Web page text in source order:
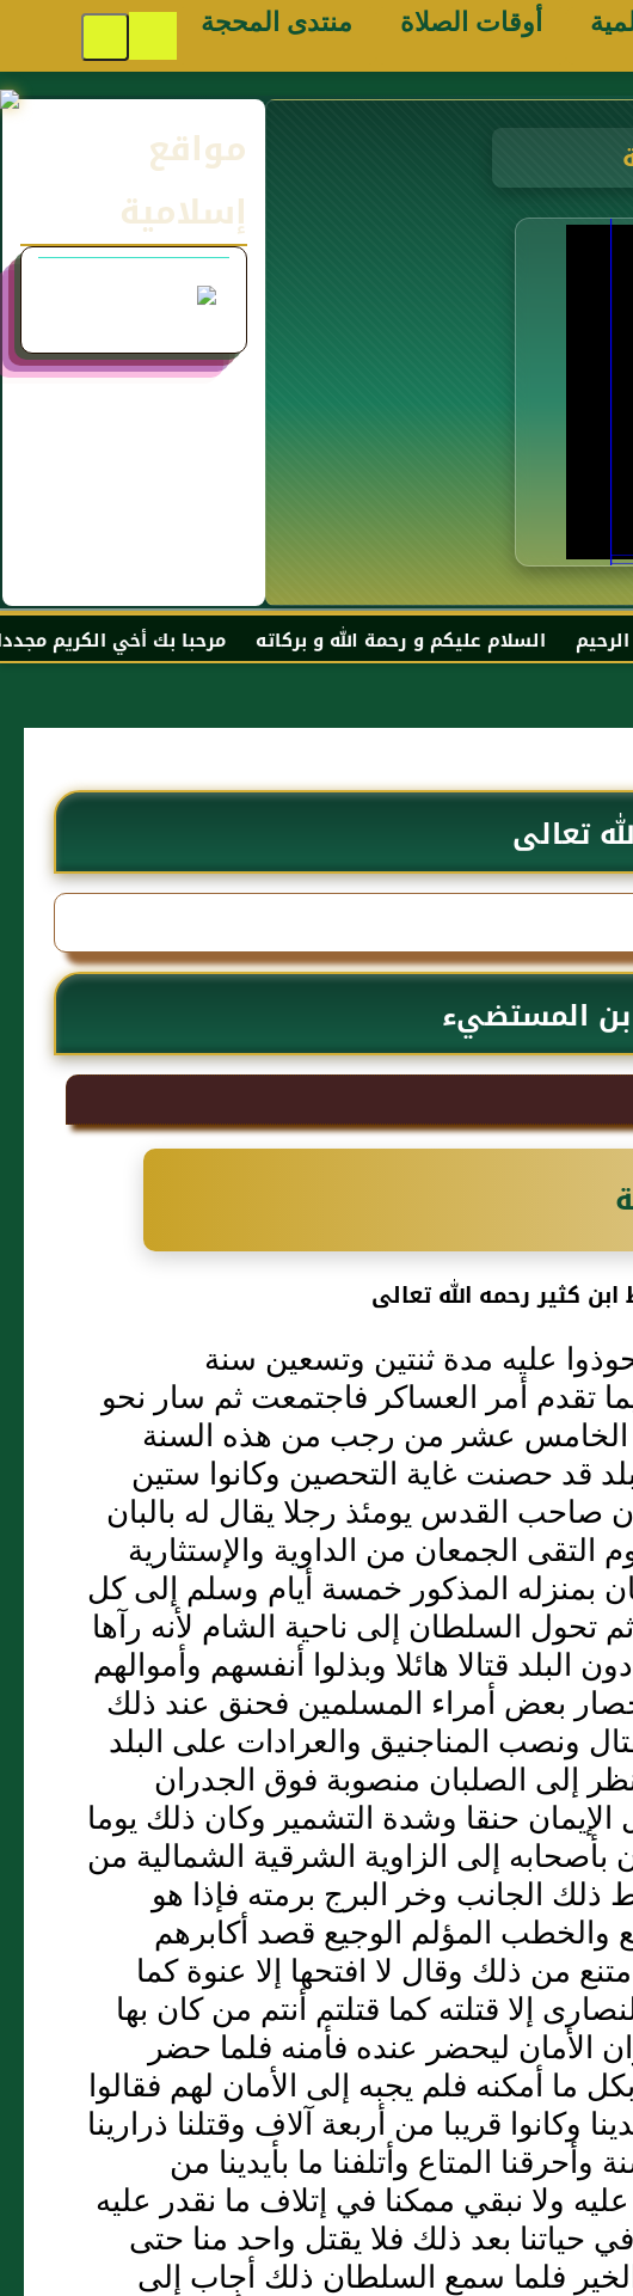
أوقات الصلاة منتدى المحجة
مواقع
إسلامية
عليكم و رحمة الله و بركاته مرحبا بك أخي الكريم مجددا في موقعك
تعالى
بن المستضيء
ابن كثير رحمه الله تعالى
عليه مدة ثنتين وتسعين سنة
تقدم أمر العساكر فاجتمعت ثم سار نحو
عشر من رجب من هذه السنة
قد حصنت غاية التحصين وكانوا ستين
صاحب القدس يومئذ رجلا يقال له بالبان
الجمعان من الداوية والإستثارية
بمنزله المذكور خمسة أيام وسلم إلى كل
السلطان إلى ناحية الشام لأنه رآها
البلد قتالا هائلا وبذلوا أنفسهم وأموالهم
بعض أمراء المسلمين فحنق عند ذلك
ونصب المناجنيق والعرادات على البلد
إلى الصلبان منصوبة فوق الجدران
حنقا وشدة التشمير وكان ذلك يوما
إلى الزاوية الشرقية الشمالية من
الجانب وخر البرج برمته فإذا هو
والخطب المؤلم الوجيع قصد أكابرهم
من ذلك وقال لا افتحها إلا عنوة كما
إلا قتلته كما قتلتم أنتم من كان بها
الأمان ليحضر عنده فأمنه فلما حضر
ما أمكنه فلم يجبه إلى الأمان لهم فقالوا
وكانوا قريبا من أربعة آلاف وقتلنا ذرارينا
وأحرقنا المتاع وأتلفنا ما بأيدينا من
ولا نبقي ممكنا في إتلاف ما نقدر عليه
حياتنا بعد ذلك فلا يقتل واحد منا حتى
فلما سمع السلطان ذلك أجاب إلى